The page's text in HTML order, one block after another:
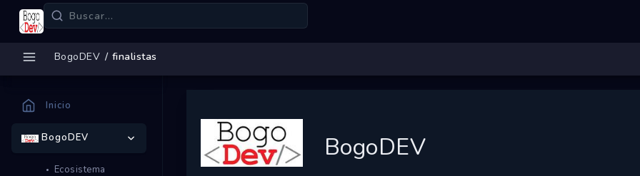
BogoDEV finalistas
Inicio
BogoDEV
Ecosistema
BogoDEV